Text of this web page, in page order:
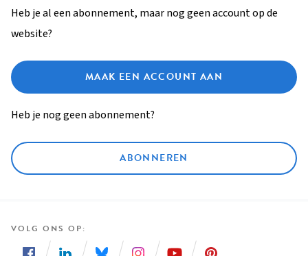
Heb je al een abonnement, maar nog geen account op de
website?
MAAK EEN ACCOUNT AAN
Heb je nog geen abonnement?
ABONNEREN
VOLG ONS OP